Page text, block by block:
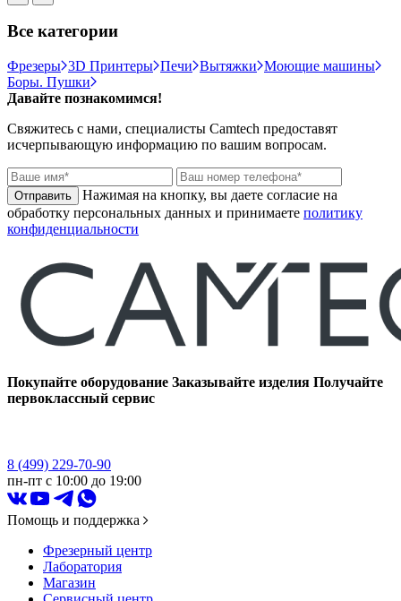
Все категории
Фрезеры 3D Принтеры Печи Вытяжки Моющие машины
Боры. Пушки
Давайте познакомимся!
Свяжитесь с нами, специалисты Camtech предоставят
исчерпывающую информацию по вашим вопросам.
Нажимая на кнопку, вы даете согласие на
обработку персональных данных и принимаете политику
конфиденциальности
Покупайте оборудование Заказывайте изделия Получайте
первоклассный сервис
8 (499) 229-70-90
пн-пт с 10:00 до 19:00
Помощь и поддержка
Фрезерный центр
Лаборатория
Магазин